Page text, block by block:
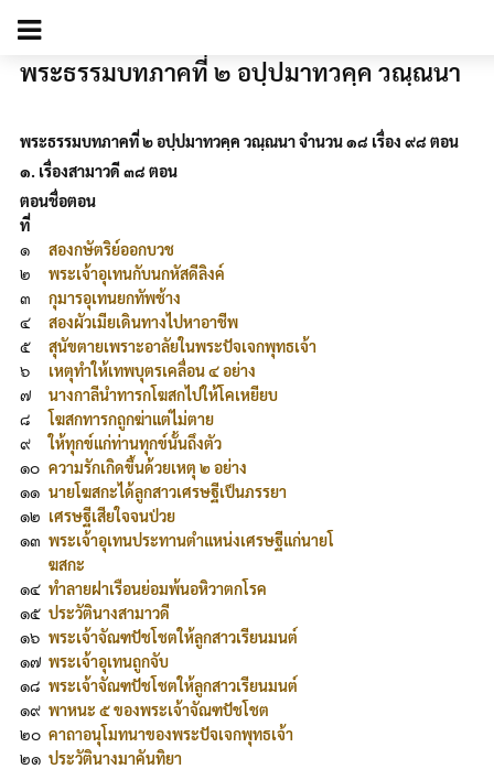
พระธรรมบทภาคที่ ๒ อปฺปมาทวคฺค วณฺณนา
พระธรรมบทภาคที่ ๒ อปฺปมาทวคฺค วณฺณนา จำนวน ๑๘ เรื่อง ๙๘ ตอน
๑. เรื่องสามาวดี ๓๘ ตอน
ตอน
ที่
ชื่อตอน
๑
สองกษัตริย์ออกบวช
๒
พระเจ้าอุเทนกับนกหัสดีลิงค์
๓
กุมารอุเทนยกทัพช้าง
๔
สองผัวเมียเดินทางไปหาอาชีพ
๕
สุนัขตายเพราะอาลัยในพระปัจเจกพุทธเจ้า
๖
เหตุทำให้เทพบุตรเคลื่อน ๔ อย่าง
๗
นางกาลีนำทารกโฆสกไปให้โคเหยียบ
๘
โฆสกทารกถูกฆ่าแต่ไม่ตาย
๙
ให้ทุกข์แก่ท่านทุกข์นั้นถึงตัว
๑๐ ความรักเกิดขึ้นด้วยเหตุ ๒ อย่าง
๑๑ นายโฆสกะได้ลูกสาวเศรษฐีเป็นภรรยา
๑๒ เศรษฐีเสียใจจนป่วย
๑๓ พระเจ้าอุเทนประทานตำแหน่งเศรษฐีแก่นายโ
ฆสกะ
๑๔ ทำลายฝาเรือนย่อมพ้นอหิวาตกโรค
๑๕ ประวัตินางสามาวดี
๑๖ พระเจ้าจัณฑปัชโชตให้ลูกสาวเรียนมนต์
๑๗ พระเจ้าอุเทนถูกจับ
๑๘ พระเจ้าจัณฑปัชโชตให้ลูกสาวเรียนมนต์
๑๙ พาหนะ ๕ ของพระเจ้าจัณฑปัชโชต
๒๐ คาถาอนุโมทนาของพระปัจเจกพุทธเจ้า
๒๑ ประวัตินางมาคันทิยา